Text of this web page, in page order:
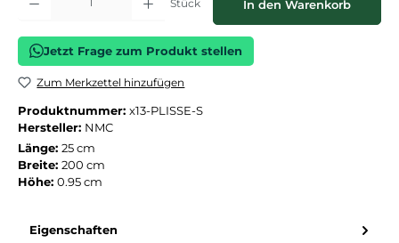
Stück In den Warenkorb
Jetzt Frage zum Produkt stellen
Zum Merkzettel hinzufügen
Produktnummer: x13-PLISSE-S
Hersteller: NMC
Länge: 25 cm
Breite: 200 cm
Höhe: 0.95 cm
Eigenschaften